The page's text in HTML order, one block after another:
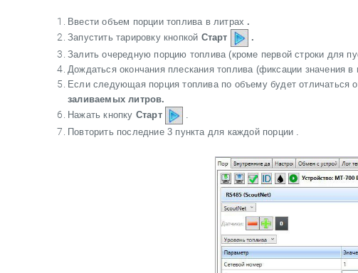
Ввести объем порции топлива в литрах .
Запустить тарировку кнопкой Старт
.
Залить очередную порцию топлива (кроме первой строки для
Дождаться окончания плескания топлива (фиксации значения
Если следующая порция топлива по объему будет отличаться
заливаемых литров.
Нажать кнопку Старт
Повторить последние 3 пункта для каждой порции .